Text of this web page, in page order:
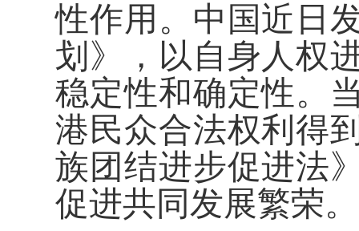
性作用。中国近日
划》，以自身人权
稳定性和确定性。
港民众合法权利得
族团结进步促进法
促进共同发展繁荣。